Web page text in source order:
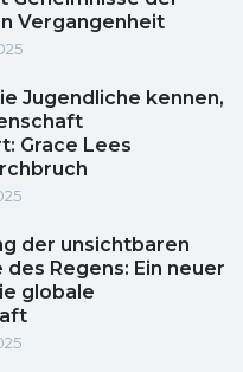
Vergangenheit
Jugendliche kennen,
Grace Lees
der unsichtbaren
des Regens: Ein neuer
globale